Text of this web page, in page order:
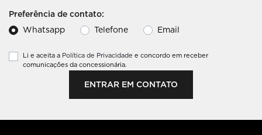
Preferência de contato:
Whatsapp
Telefone Email
Li e aceita a Política de Privacidade e concordo em receber
comunicações da concessionária.
ENTRAR EM CONTATO